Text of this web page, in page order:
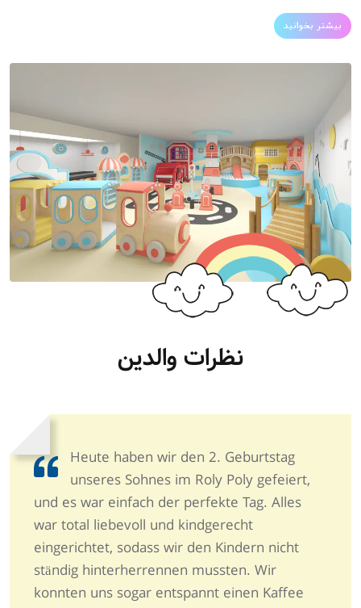
بیشتر بخوانید
نظرات والدین
Heute haben wir den 2. Geburtstag
unseres Sohnes im Roly Poly gefeiert,
und es war einfach der perfekte Tag. Alles
war total liebevoll und kindgerecht
eingerichtet, sodass wir den Kindern nicht
ständig hinterherrennen mussten. Wir
konnten uns sogar entspannt einen Kaffee